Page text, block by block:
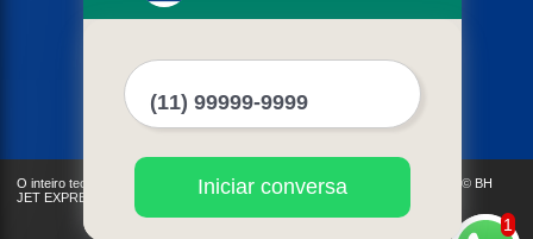
Mapa do site
O inteiro teor deste site está sujeito à proteção de direitos autorais. Copyright© BH
JET EXPRESS (Lei 9610 de 19/02/1998)
1
Iniciar conversa